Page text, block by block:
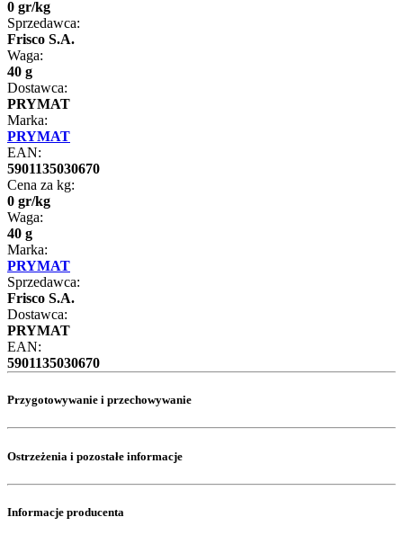
0 gr/kg
Sprzedawca:
Frisco S.A.
Waga:
40 g
Dostawca:
PRYMAT
Marka:
PRYMAT
EAN:
5901135030670
Cena za kg:
0 gr/kg
Waga:
40 g
Marka:
PRYMAT
Sprzedawca:
Frisco S.A.
Dostawca:
PRYMAT
EAN:
5901135030670
Przygotowywanie i przechowywanie
Ostrzeżenia i pozostałe informacje
Informacje producenta